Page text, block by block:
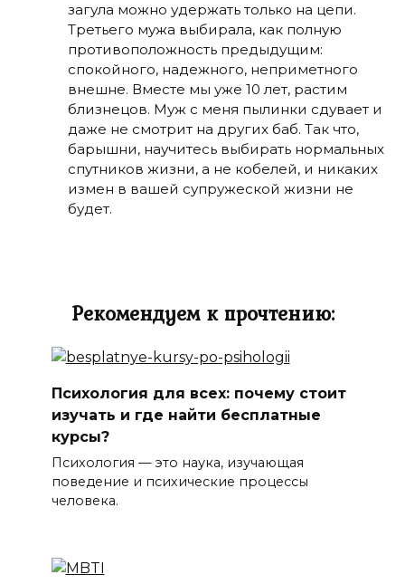
загула можно удержать только на цепи.
Третьего мужа выбирала, как полную
противоположность предыдущим:
спокойного, надежного, неприметного
внешне. Вместе мы уже 10 лет, растим
близнецов. Муж с меня пылинки сдувает и
даже не смотрит на других баб. Так что,
барышни, научитесь выбирать нормальных
спутников жизни, а не кобелей, и никаких
измен в вашей супружеской жизни не
будет.
Рекомендуем к прочтению:
Психология для всех: почему стоит
изучать и где найти бесплатные
курсы?
Психология — это наука, изучающая
поведение и психические процессы
человека.